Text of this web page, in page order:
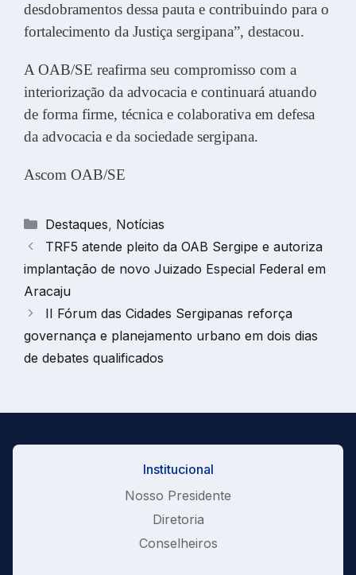
desdobramentos dessa pauta e contribuindo para o
fortalecimento da Justiça sergipana”, destacou.
A OAB/SE reafirma seu compromisso com a
interiorização da advocacia e continuará atuando
de forma firme, técnica e colaborativa em defesa
da advocacia e da sociedade sergipana.
Ascom OAB/SE
Categorias
Destaques, Notícias
TRF5 atende pleito da OAB Sergipe e autoriza
implantação de novo Juizado Especial Federal em
Aracaju
II Fórum das Cidades Sergipanas reforça
governança e planejamento urbano em dois dias
de debates qualificados
Institucional
Nosso Presidente
Diretoria
Conselheiros